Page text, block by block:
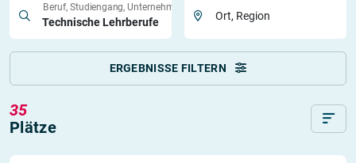
Beruf, Studiengang, Unternehmen
Ort, Region
ERGEBNISSE FILTERN
35
Plätze